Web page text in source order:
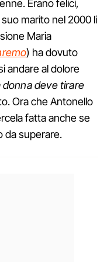
Erano felici,
marito nel 2000 li
Maria
) ha dovuto
andare al dolore
donna deve tirare
Ora che Antonello
fatta anche se
da superare.